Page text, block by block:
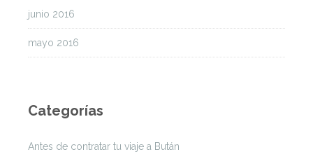
junio 2016
mayo 2016
Categorías
Antes de contratar tu viaje a Bután